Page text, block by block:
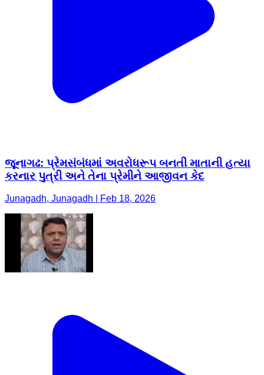
જૂનાગઢ: પ્રેમસંબંધમાં અવરોધરૂપ બનતી માતાની હત્યા
કરનાર પુત્રી અને તેના પ્રેમીને આજીવન કેદ
Junagadh, Junagadh | Feb 18, 2026